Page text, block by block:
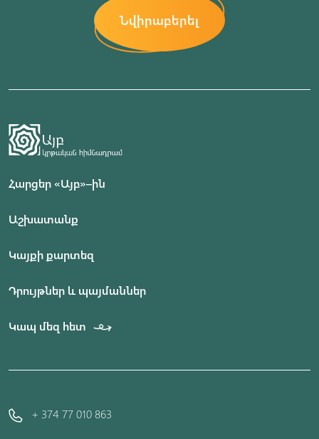
Նվիրաբերել
Հարցեր «Այբ»–ին
Աշխատանք
Կայքի քարտեզ
Դրույթներ և պայմաններ
Կապ մեզ հետ
+ 374 77 010 863